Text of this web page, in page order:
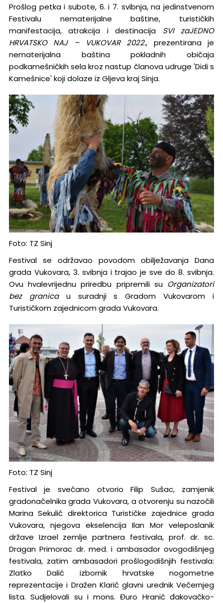
Prošlog petka i subote, 6. i 7. svibnja, na jedinstvenom
Festivalu nematerijalne baštine, turističkih
manifestacija, atrakcija i destinacija SVI zaJEDNO
HRVATSKO NAJ – VUKOVAR 2022., prezentirana je
nematerijalna baština pokladnih običaja
podkamešničkih sela kroz nastup članova udruge 'Didi s
Kamešnice' koji dolaze iz Gljeva kraj Sinja.
Foto: TZ Sinj
Festival se održavao povodom obilježavanja Dana
grada Vukovara, 3. svibnja i trajao je sve do 8. svibnja.
Ovu hvalevrijednu priredbu pripremili su Organizatori
bez granicau suradnji s Gradom Vukovarom i
Turističkom zajednicom grada Vukovara.
Foto: TZ Sinj
Festival je svečano otvorio Filip Sušac, zamjenik
gradonačelnika grada Vukovara, a otvorenju su nazočili
Marina Sekulić direktorica Turističke zajednice grada
Vukovara, njegova ekselencija Ilan Mor veleposlanik
države Izrael zemlje partnera festivala, prof. dr. sc.
Dragan Primorac dr. med. i ambasador ovogodišnjeg
festivala, zatim ambasadori prošlogodišnjih festivala:
Zlatko Dalić izbornik hrvatske nogometne
reprezentacije i Dražen Klarić glavni urednik Večernjeg
lista. Sudjelovali su i mons. Đuro Hranić đakovačko-